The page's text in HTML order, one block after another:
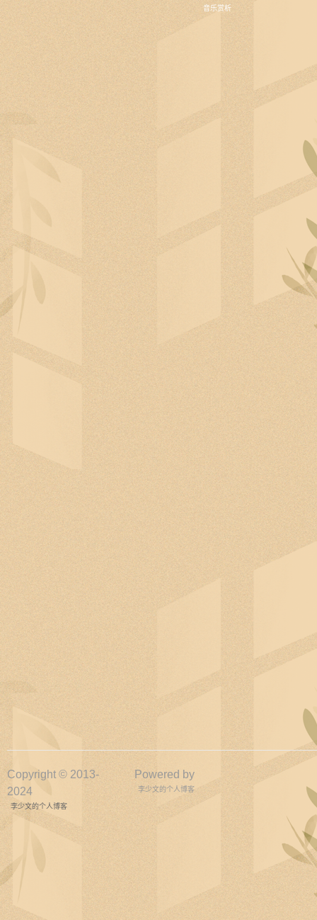
音乐赏析
Copyright © 2013-
2024
李少文的个人博客
Powered by
李少文的个人博客